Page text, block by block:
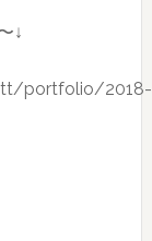
↓
portfolio/2018-